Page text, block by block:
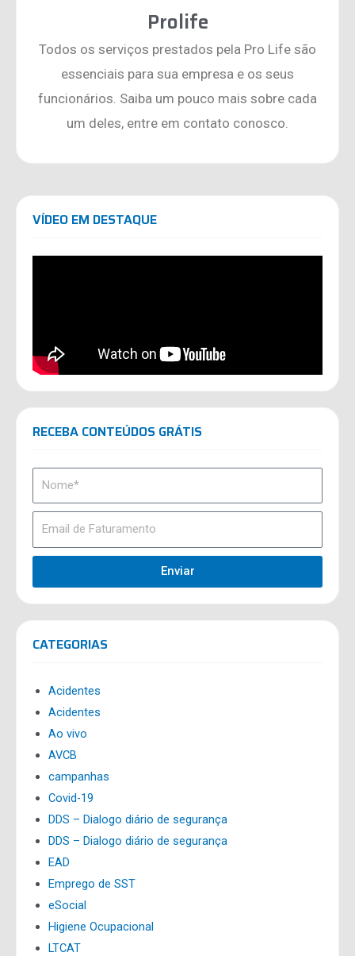
Prolife
Todos os serviços prestados pela Pro Life são
essenciais para sua empresa e os seus
funcionários. Saiba um pouco mais sobre cada
um deles, entre em contato conosco.
VÍDEO EM DESTAQUE
RECEBA CONTEÚDOS GRÁTIS
Enviar
CATEGORIAS
Acidentes
Acidentes
Ao vivo
AVCB
campanhas
Covid-19
DDS – Dialogo diário de segurança
DDS – Dialogo diário de segurança
EAD
Emprego de SST
eSocial
Higiene Ocupacional
LTCAT